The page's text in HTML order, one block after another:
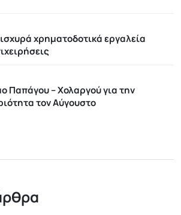
χρηματοδοτικά εργαλεία
Παπάγου – Χολαργού για την
τον Αύγουστο